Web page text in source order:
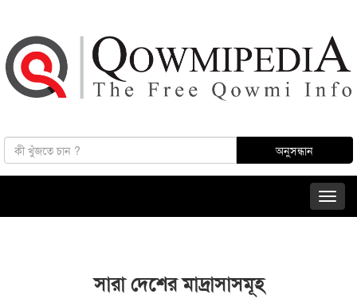
সারা দেশের মাদ্রাসাসমূহ